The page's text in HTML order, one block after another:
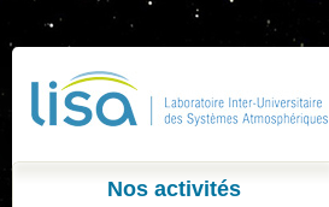
Nos activités